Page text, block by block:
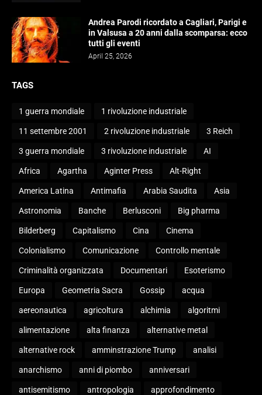
Andrea Parodi ricordato a Cagliari, Parigi e
in Valsusa a 20 anni dalla scomparsa: ecco
tutti gli eventi
April 25, 2026
TAGS
1 guerra mondiale 1 rivoluzione industriale
11 settembre 2001 2 rivoluzione industriale 3 Reich
3 guerra mondiale 3 rivoluzione industriale AI
Africa Agartha Aginter Press Alt-Right
America Latina Antimafia Arabia Saudita Asia
Astronomia Banche Berlusconi Big pharma
Bilderberg Capitalismo Cina Cinema
Colonialismo Comunicazione Controllo mentale
Criminalità organizzata Documentari Esoterismo
Europa Geometria Sacra Gossip acqua
aereonautica agricoltura alchimia algoritmi
alimentazione alta finanza alternative metal
alternative rock amminstrazione Trump analisi
anarchismo anni di piombo anniversari
antisemitismo antropologia approfondimento